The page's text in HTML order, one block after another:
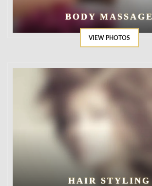
BODY MASSAGE
VIEW PHOTOS
HAIR STYLING